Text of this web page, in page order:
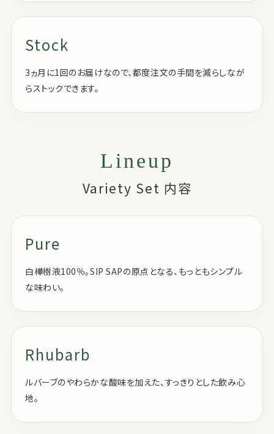
Stock
3ヵ月に1回のお届けなので、都度注文の手間を減らしなが
らストックできます。
Lineup
Variety Set 内容
Pure
白樺樹液100％。SIP SAPの原点となる、もっともシンプル
な味わい。
Rhubarb
ルバーブのやわらかな酸味を加えた、すっきりとした飲み心
地。